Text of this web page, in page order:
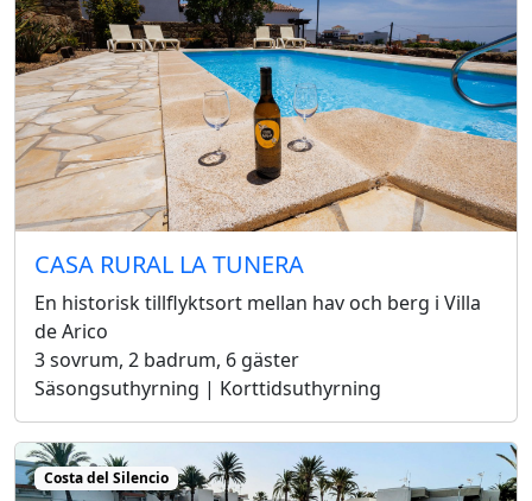
CASA RURAL LA TUNERA
En historisk tillflyktsort mellan hav och berg i Villa
de Arico
3 sovrum, 2 badrum, 6 gäster
Säsongsuthyrning | Korttidsuthyrning
Costa del Silencio